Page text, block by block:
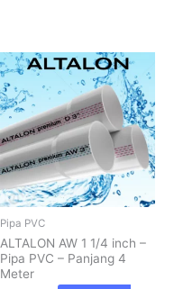
Pipa PVC
ALTALON AW 1 1/4 inch –
Pipa PVC – Panjang 4
Meter